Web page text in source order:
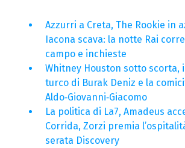
Azzurri a Creta, The Rookie in
Iacona scava: la notte Rai
campo e inchieste
Whitney Houston sotto scorta,
turco di Burak Deniz e la
Aldo‑Giovanni‑Giacomo
La politica di La7, Amadeus
Corrida, Zorzi premia
serata Discovery